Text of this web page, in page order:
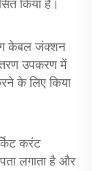
किया है।
केबल जंक्शन
उपकरण में
के लिए किया
करंट
लगाता है और